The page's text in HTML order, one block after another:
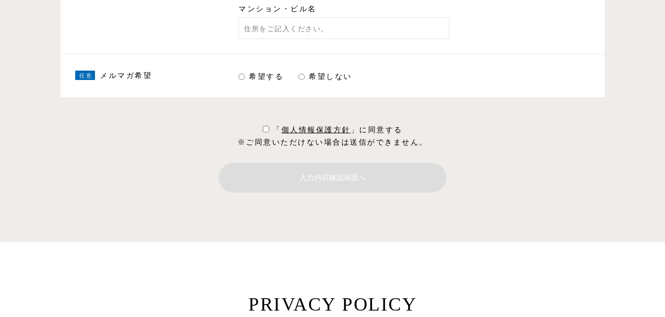
マンション・ビル名
メルマガ希望 希望する 希望しない
「 個⼈情報保護⽅針 」に同意する
※ご同意いただけない場合は送信ができません。
PRIVACY POLICY